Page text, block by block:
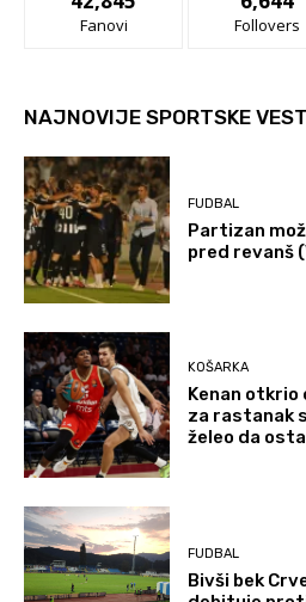
Fanovi Follovers
NAJNOVIJE SPORTSKE
FUDBAL
Partizan
pred revanš
KOŠARKA
Kenan otkrio
za rastanak
želeo da
FUDBAL
Bivši bek